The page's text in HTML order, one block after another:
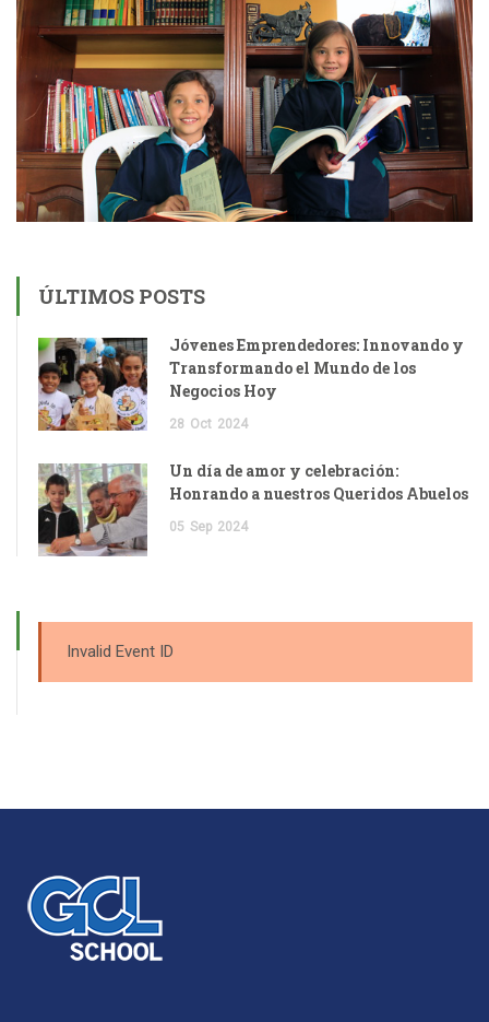
ÚLTIMOS POSTS
Jóvenes Emprendedores: Innovando y
Transformando el Mundo de los
Negocios Hoy
28 Oct 2024
Un día de amor y celebración:
Honrando a nuestros Queridos Abuelos
05 Sep 2024
Invalid Event ID